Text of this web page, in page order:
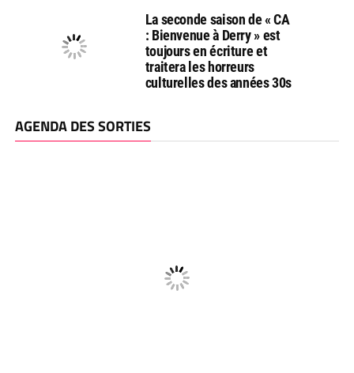
La seconde saison de « CA
: Bienvenue à Derry » est
toujours en écriture et
traitera les horreurs
culturelles des années 30s
AGENDA DES SORTIES